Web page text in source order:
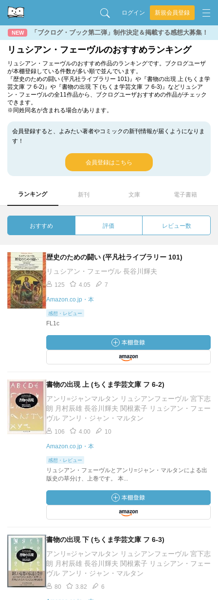
ログイン 新規会員登録
NEW 「ブクログ・ブック第二弾」制作決定＆掲載する感想大募集！
リュシアン・フェーヴルのおすすめランキング
リュシアン・フェーヴルのおすすめ作品のランキングです。ブクログユーザ
が本棚登録している件数が多い順で並んでいます。
『歴史のための闘い (平凡社ライブラリー 101)』や『書物の出現 上 (ちくま学
芸文庫 フ 6-2)』や『書物の出現 下 (ちくま学芸文庫 フ 6-3)』などリュシア
ン・フェーヴルの全11作品から、ブクログユーザおすすめの作品がチェック
できます。
※同姓同名が含まれる場合があります。
会員登録すると、よみたい著者やコミックの新刊情報が届くようになりま
す！
会員登録はこちら
ランキング 新刊 文庫 電子書籍
おすすめ 評価 レビュー数
歴史のための闘い (平凡社ライブラリー 101)
リュシアン・フェーヴル 長谷川輝夫
125 4.05 7
Amazon.co.jp・本
感想・レビュー
FL1c
書物の出現 上 (ちくま学芸文庫 フ 6-2)
アンリ=ジャンマルタン リュシアンフェーヴル 宮下志
朗 月村辰雄 長谷川輝夫 関根素子 リュシアン・フェー
ヴル アンリ・ジャン・マルタン
106 4.00 10
Amazon.co.jp・本
感想・レビュー
リュシアン・フェーヴルとアンリ=ジャン・マルタンによる出
版史の草分け、上巻です。 本...
書物の出現 下 (ちくま学芸文庫 フ 6-3)
アンリ=ジャンマルタン リュシアンフェーヴル 宮下志
朗 月村辰雄 長谷川輝夫 関根素子 リュシアン・フェー
ヴル アンリ・ジャン・マルタン
80 3.82 6